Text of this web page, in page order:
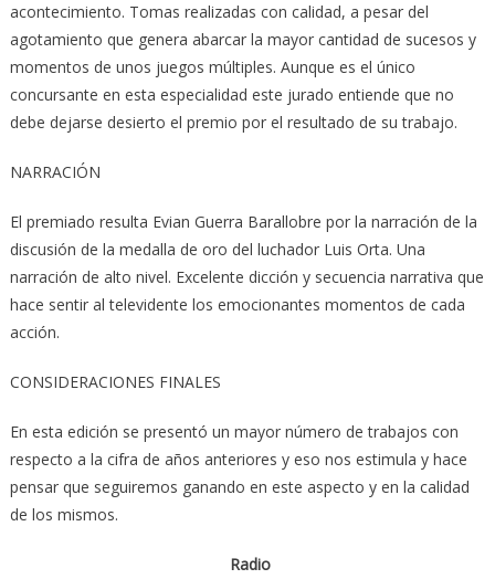
acontecimiento. Tomas realizadas con calidad, a pesar del
agotamiento que genera abarcar la mayor cantidad de sucesos y
momentos de unos juegos múltiples. Aunque es el único
concursante en esta especialidad este jurado entiende que no
debe dejarse desierto el premio por el resultado de su trabajo.
NARRACIÓN
El premiado resulta Evian Guerra Barallobre por la narración de la
discusión de la medalla de oro del luchador Luis Orta. Una
narración de alto nivel. Excelente dicción y secuencia narrativa que
hace sentir al televidente los emocionantes momentos de cada
acción.
CONSIDERACIONES FINALES
En esta edición se presentó un mayor número de trabajos con
respecto a la cifra de años anteriores y eso nos estimula y hace
pensar que seguiremos ganando en este aspecto y en la calidad
de los mismos.
Radio